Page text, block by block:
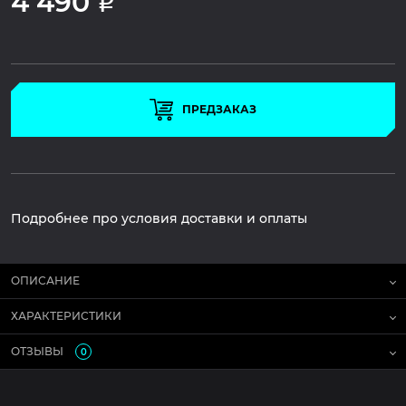
ПРЕДЗАКАЗ
Подробнее про условия доставки и оплаты
ОПИСАНИЕ
ХАРАКТЕРИСТИКИ
ОТЗЫВЫ 0